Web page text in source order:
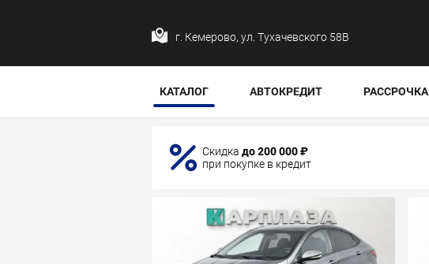
г. Кемерово, ул. Тухачевского 58В
КАТАЛОГ АВТОКРЕДИТ РАССРОЧКА
Скидка до 200 000 ₽
при покупке в кредит